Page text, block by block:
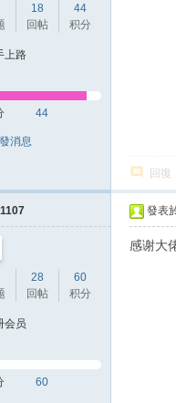
18
回帖
44
积分
上路
44
發消息
回復
28
回帖
60
积分
会员
60
發表
感谢大